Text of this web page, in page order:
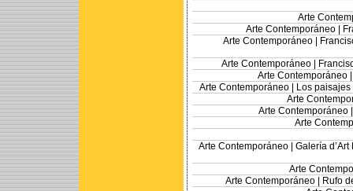
Arte
Arte Contemporáneo |
Arte Contemporáneo |
Arte Contemporáneo |
Arte Contemporáneo
Arte Contemporáneo |
Los
Arte
Arte Contemporáneo
Arte
Arte Contemporáneo | Galería
Arte
Arte Contemporáneo |
Rufo